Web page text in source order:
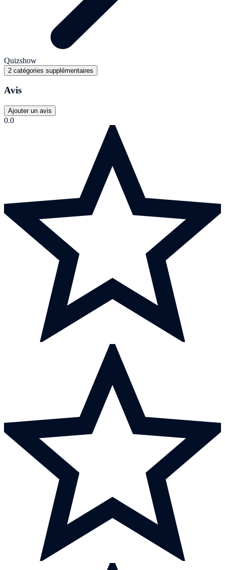
Quizshow
2 catégories supplémentaires
Avis
Ajouter un avis
0.0